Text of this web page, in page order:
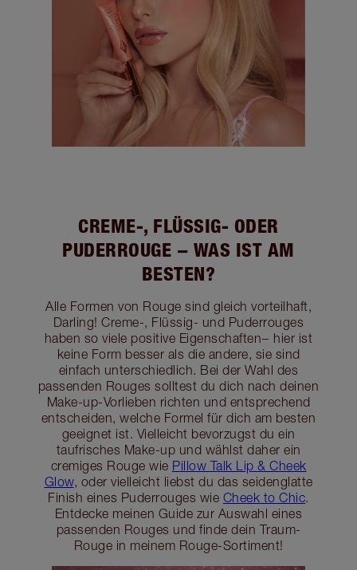
CREME-, FLÜSSIG- ODER
PUDERROUGE − WAS IST AM
BESTEN?
Alle Formen von Rouge sind gleich vorteilhaft,
Darling! Creme-, Flüssig- und Puderrouges
haben so viele positive Eigenschaften− hier ist
keine Form besser als die andere, sie sind
einfach unterschiedlich. Bei der Wahl des
passenden Rouges solltest du dich nach deinen
Make-up-Vorlieben richten und entsprechend
entscheiden, welche Formel für dich am besten
geeignet ist. Vielleicht bevorzugst du ein
taufrisches Make-up und wählst daher ein
cremiges Rouge wie Pillow Talk Lip & Cheek
Glow, oder vielleicht liebst du das seidenglatte
Finish eines Puderrouges wie Cheek to Chic.
Entdecke meinen Guide zur Auswahl eines
passenden Rouges und finde dein Traum-
Rouge in meinem Rouge-Sortiment!